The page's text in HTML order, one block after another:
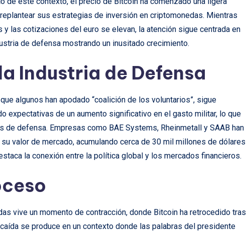
sus estrategias de inversión en criptomonedas. Mientras
las cotizaciones del euro se elevan, la atención sigue centrada en
de defensa mostrando un inusitado crecimiento.
Industria de Defensa
algunos han apodado “coalición de los voluntarios”, sigue
expectativas de un aumento significativo en el gasto militar, lo que
defensa. Empresas como BAE Systems, Rheinmetall y SAAB han
valor de mercado, acumulando cerca de 30 mil millones de dólares
la conexión entre la política global y los mercados financieros.
vive un momento de contracción, donde Bitcoin ha retrocedido tras
se produce en un contexto donde las palabras del presidente